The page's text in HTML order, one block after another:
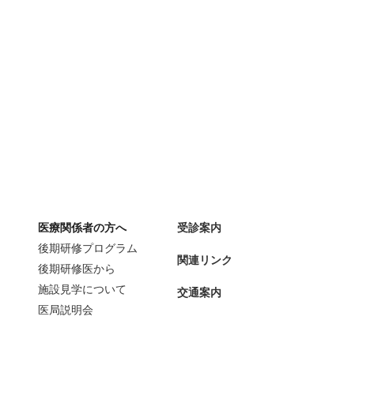
医療関係者の方へ
後期研修プログラム
後期研修医から
施設見学について
医局説明会
受診案内
関連リンク
交通案内